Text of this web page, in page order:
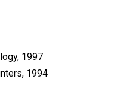
, 1997
, 1994